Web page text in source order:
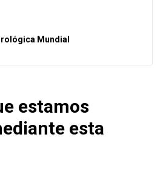
Mundial
estamos
esta